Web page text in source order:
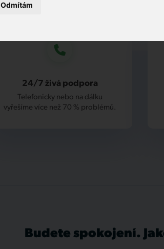
Odmítám
24/7 živá podpora
Telefonicky nebo na dálku
vyřešíme více než 70 % problémů.
Budete spokojení.